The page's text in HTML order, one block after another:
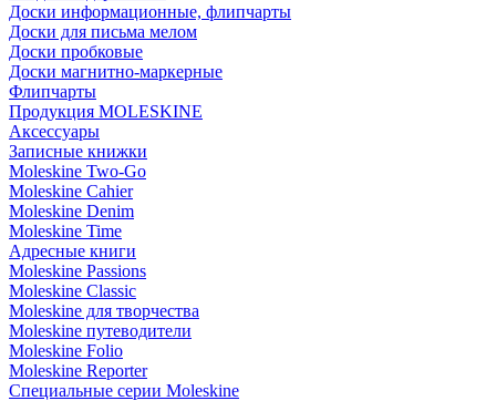
Доски информационные, флипчарты
Доски для письма мелом
Доски пробковые
Доски магнитно-маркерные
Флипчарты
Продукция MOLESKINE
Аксессуары
Записные книжки
Moleskine Two-Go
Moleskine Cahier
Moleskine Denim
Moleskine Time
Адресные книги
Moleskine Passions
Moleskine Classic
Moleskine для творчества
Moleskine путеводители
Moleskine Folio
Moleskine Reporter
Специальные серии Moleskine